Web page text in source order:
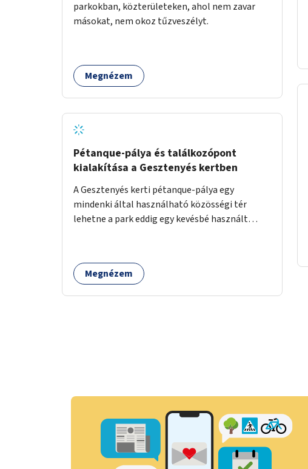
parkokban, közterületeken, ahol nem zavar
másokat, nem okoz tűzveszélyt.
Megnézem
Pétanque-pálya és találkozópont
kialakítása a Gesztenyés kertben
A Gesztenyés kerti pétanque-pálya egy
mindenki által használható közösségi tér
lehetne a park eddig egy kevésbé használt
sportolásra – generációkon átívelően, akár
mozgásukban korlátozott, autizmussal vagy
Megnézem